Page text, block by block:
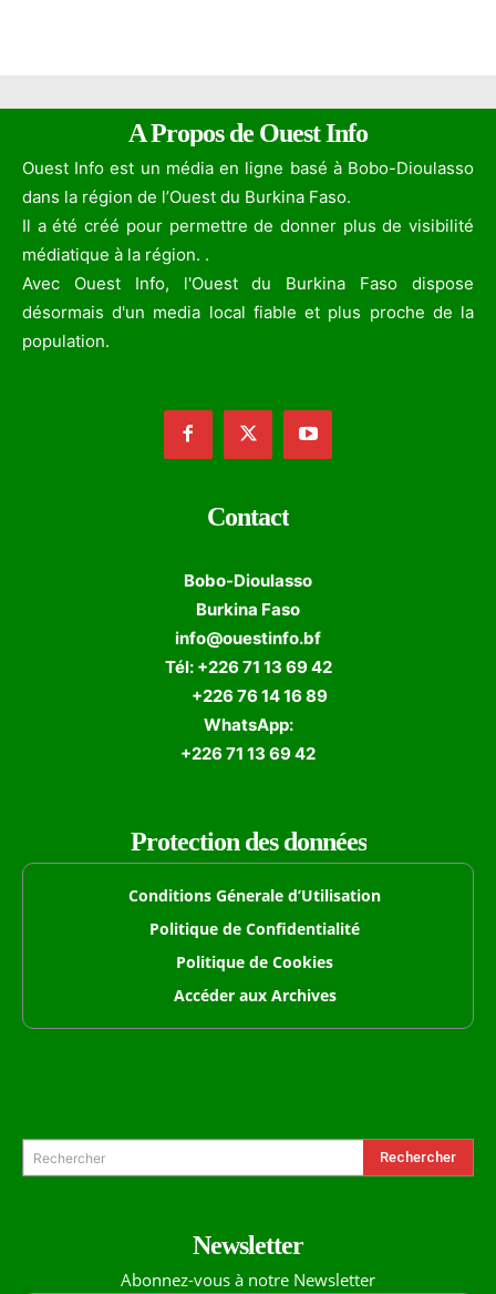
A Propos de Ouest Info
Ouest Info est un média en ligne basé à Bobo-Dioulasso
dans la région de l’Ouest du Burkina Faso.
Il a été créé pour permettre de donner plus de visibilité
médiatique à la région. .
Avec Ouest Info, l'Ouest du Burkina Faso dispose
désormais d'un media local fiable et plus proche de la
population.
Contact
Bobo-Dioulasso
Burkina Faso
info@ouestinfo.bf
Tél: +226 71 13 69 42
+226 76 14 16 89
WhatsApp:
+226 71 13 69 42
Protection des données
Conditions Génerale d’Utilisation
Politique de Confidentialité
Politique de Cookies
Accéder aux Archives
Rechercher Rechercher
Newsletter
Abonnez-vous à notre Newsletter